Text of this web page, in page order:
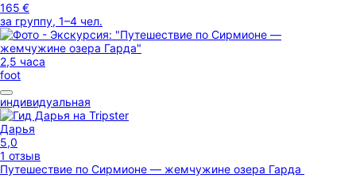
165 €
за группу, 1–4 чел.
2,5 часа
foot
индивидуальная
Дарья
5,0
1 отзыв
Путешествие по Сирмионе — жемчужине озера Гарда